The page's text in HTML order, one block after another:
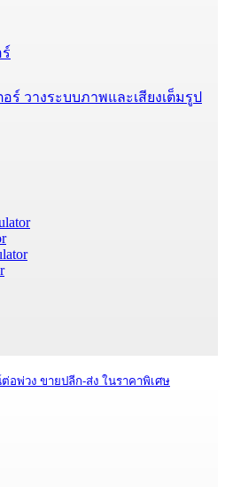
อร์ วางระบบภาพและเสียงเต็มรูป
อพ่วง ขายปลีก-ส่ง ในราคาพิเศษ